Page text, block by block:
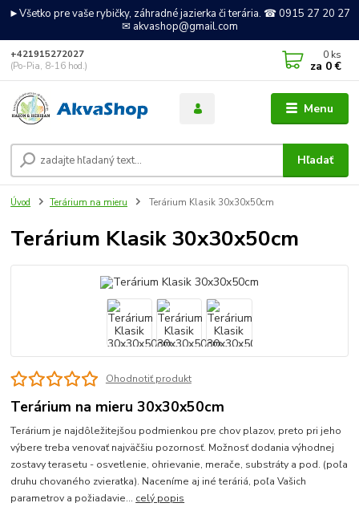
►Všetko pre vaše rybičky, záhradné jazierka či terária. ☎ 0915 27 20 27
✉ akvashop@gmail.com
Menu
Hľadať
+421915272027
(Po-Pia, 8-16 hod.)
0 ks
za 0 €
Úvod Terárium na mieru Terárium Klasik 30x30x50cm
Terárium Klasik 30x30x50cm
Ohodnotiť produkt
Terárium na mieru 30x30x50cm
Terárium je najdôležitejšou podmienkou pre chov plazov, preto pri jeho
výbere treba venovať najväčšiu pozornosť. Možnosť dodania výhodnej
zostavy terasetu - osvetlenie, ohrievanie, merače, substráty a pod. (poľa
druhu chovaného zvieratka). Naceníme aj iné teráriá, poľa Vašich
parametrov a požiadavie... celý popis